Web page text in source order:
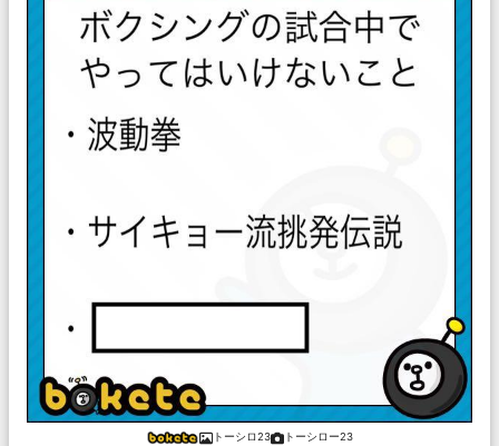
トーシロ23 トーシロー23